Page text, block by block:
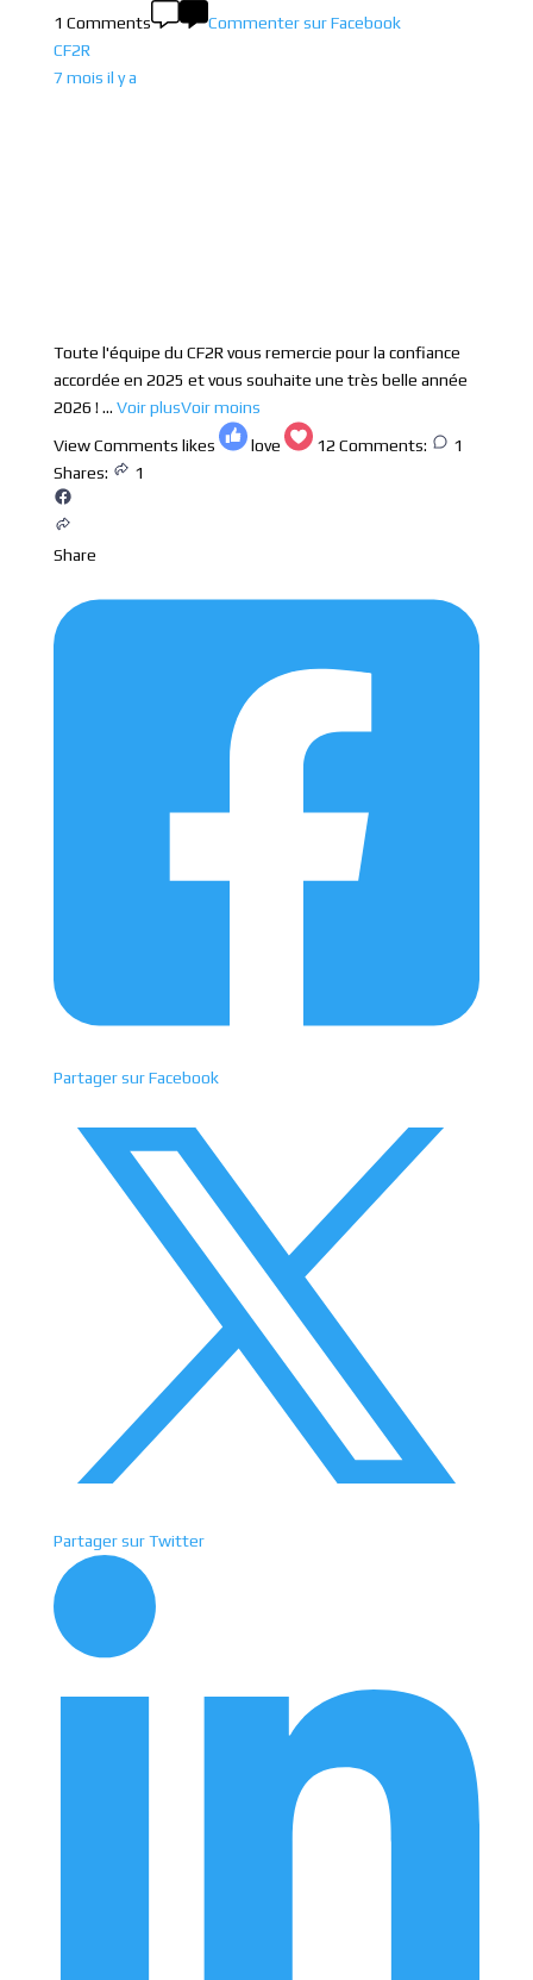
1 Comments
Commenter sur Facebook
CF2R
7 mois il y a
Toute l'équipe du CF2R vous remercie pour la confiance
accordée en 2025 et vous souhaite une très belle année
2026 ! ... Voir plusVoir moins
View Comments likes love 12 Comments:
1
Shares:
1
Share
Partager sur Facebook
Partager sur Twitter